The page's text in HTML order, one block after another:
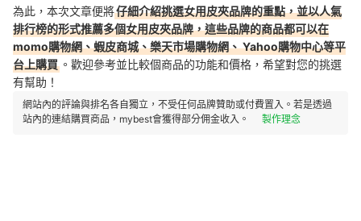
為此，本次文章便將仔細介紹挑選女用皮夾品牌的重點，並以人氣
排行榜的形式推薦多個女用皮夾品牌，這些品牌的商品都可以在
momo購物網、蝦皮商城、樂天市場購物網、 Yahoo購物中心等平
台上購買 。歡迎參考並比較個商品的功能和價格，希望對您的挑選
有幫助！
網站內的評論與排名各自獨立，不受任何品牌贊助或付費置入。若是透過
站內的連結購買商品，mybest會獲得部分佣金收入。
製作理念